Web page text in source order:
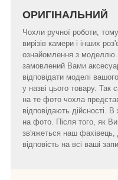
ОРИГІНАЛЬНИЙ
Чохли ручної роботи,
вирізів камери і інших
ознайомлення з
замовлений Вами
відповідати моделі
у назві цього товару.
на те фото чохла
відповідають дійсності.
на фото. Після того, як
зв'яжеться наш фахівець,
відповість на всі ваші